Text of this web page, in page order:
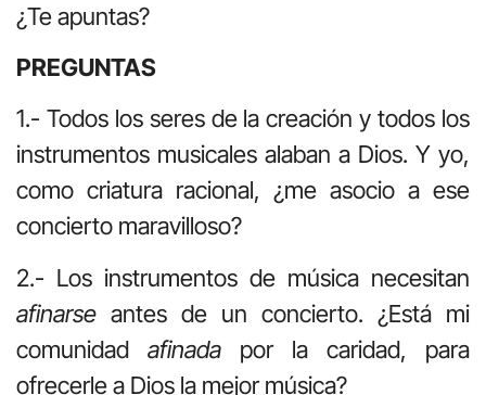
¿Te apuntas?
PREGUNTAS
1.- Todos los seres de la creación y todos los
instrumentos musicales alaban a Dios. Y yo,
como criatura racional, ¿me asocio a ese
concierto maravilloso?
2.- Los instrumentos de música necesitan
afinarse antes de un concierto. ¿Está mi
comunidad afinada por la caridad, para
ofrecerle a Dios la mejor música?